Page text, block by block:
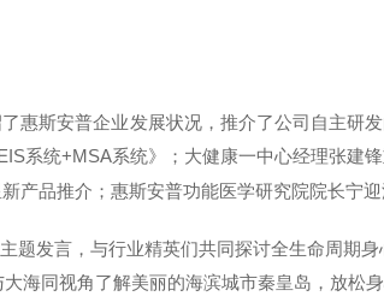
惠斯安普企业发展状况，推介了公司自主研
系统+MSA系统》；大健康一中心经理张建
品推介；惠斯安普功能医学研究院院长宁
发言，与行业精英们共同探讨全生命周期身
海同视角了解美丽的海滨城市秦皇岛，放松